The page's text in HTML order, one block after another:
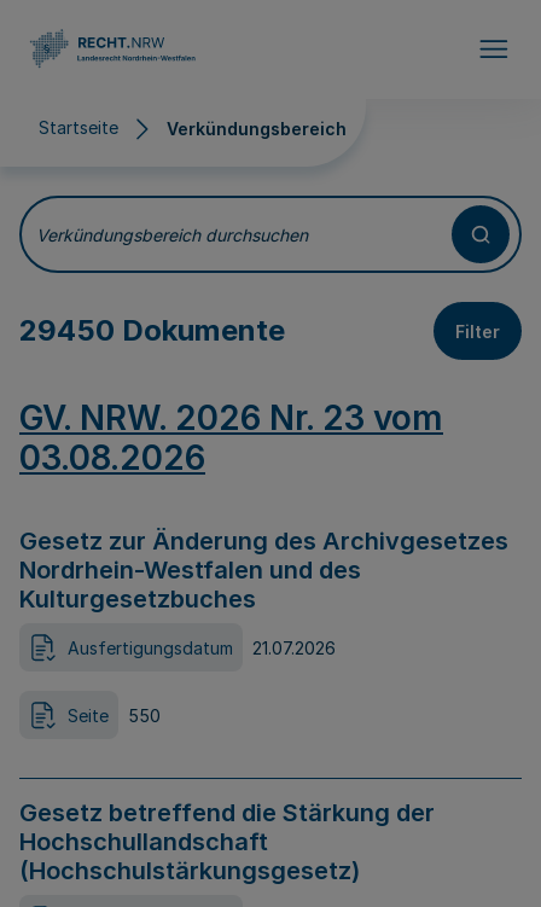
Startseite Verkündungsbereich
Verkündungsbereich
Verkündungsbereich durchsuchen
29450 Dokumente Filter
GV. NRW. 2026 Nr. 23 vom
03.08.2026
Gesetz zur Änderung des Archivgesetzes
Nordrhein-Westfalen und des
Kulturgesetzbuches
Ausfertigungsdatum 21.07.2026
Seite 550
Gesetz betreffend die Stärkung der
Hochschullandschaft
(Hochschulstärkungsgesetz)